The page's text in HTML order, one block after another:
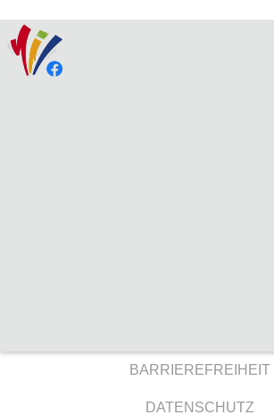
BARRIEREFREIHEIT
DATENSCHUTZ